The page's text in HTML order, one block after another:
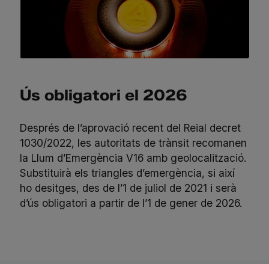
Ús obligatori el 2026
Després de l’aprovació recent del Reial decret
1030/2022, les autoritats de trànsit recomanen
la Llum d’Emergència V16 amb geolocalització.
Substituirà els triangles d’emergència, si així
ho desitges, des de l’1 de juliol de 2021 i serà
d’ús obligatori a partir de l’1 de gener de 2026.